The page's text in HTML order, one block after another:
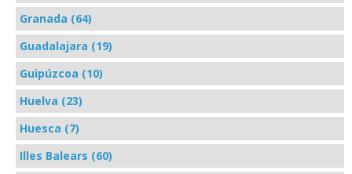
Granada (64)
Guadalajara (19)
Guipúzcoa (10)
Huelva (23)
Huesca (7)
Illes Balears (60)